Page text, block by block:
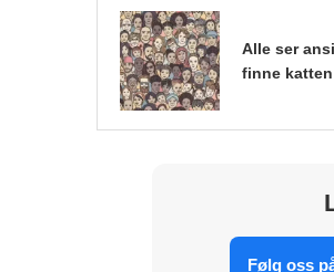
Alle ser
finne
Følg oss